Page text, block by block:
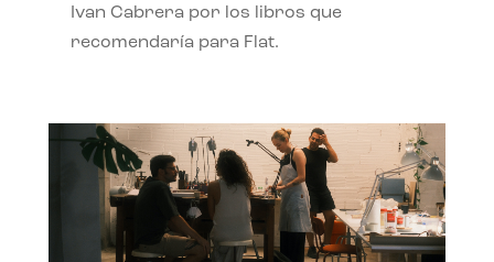
Ivan Cabrera por los libros que
recomendaría para Flat.